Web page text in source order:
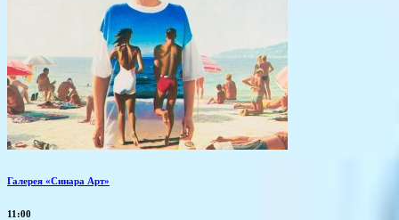
Галерея «Синара Арт»
11:00